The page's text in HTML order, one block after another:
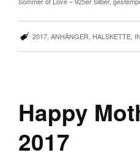
2017, ANHÄNGER HALSKETTE,
Happy
2017